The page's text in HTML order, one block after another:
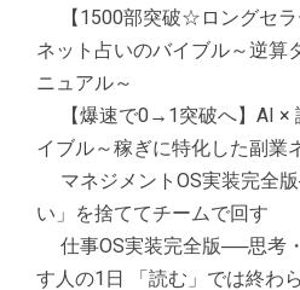
【1500部突破☆ロングセ
ネット占いのバイブル～逆算
ニュアル～
【爆速で0→1突破へ】AI
イブル～稼ぎに特化した副業
マネジメントOS実装完全
い」を捨ててチームで回す
仕事OS実装完全版──思考
す人の1日 「読む」では終わ